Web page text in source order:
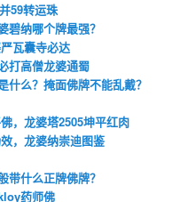
59转运珠
碧纳哪个牌最强？
瓦囊寺必达
打高僧龙婆通蜀
么？掩面佛牌不能乱戴？
，龙婆塔2505坤平红肉
，龙婆纳崇迪图鉴
带什么正牌佛牌？
药师佛